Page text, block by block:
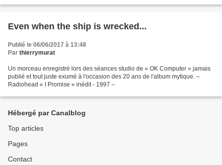
Even when the ship is wrecked...
Publié le 06/06/2017 à 13:48
Par thierrymurat
Un morceau enregistré lors des séances studio de « OK Computer » jamais
publié et tout juste exumé à l'occasion des 20 ans de l'album mytique. –
Radiohead « I Promise » inédit - 1997 –
Hébergé par Canalblog
Top articles
Pages
Contact